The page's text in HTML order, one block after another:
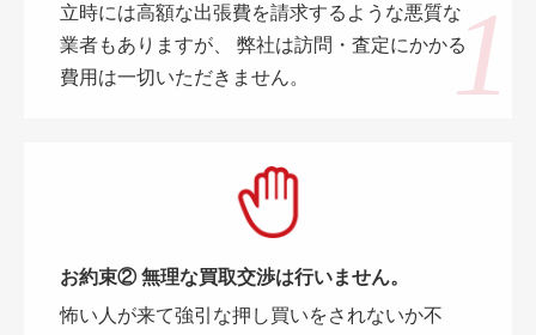
立時には高額な出張費を請求するような悪質な
業者もありますが、 弊社は訪問・査定にかかる
費用は一切いただきません。
お約束② 無理な買取交渉は行いません。
怖い人が来て強引な押し買いをされないか不